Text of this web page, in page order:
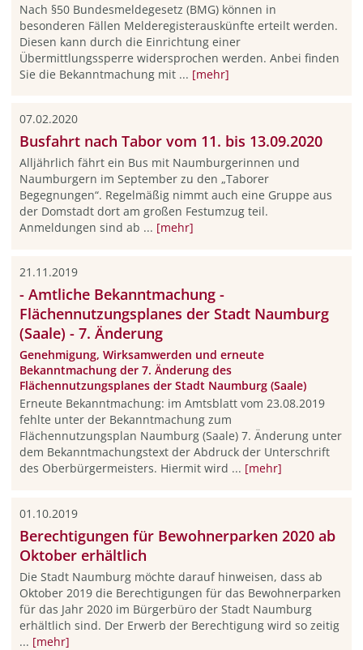
Nach §50 Bundesmeldegesetz (BMG) können in
besonderen Fällen Melderegisterauskünfte erteilt werden.
Diesen kann durch die Einrichtung einer
Übermittlungssperre widersprochen werden. Anbei finden
Sie die Bekanntmachung mit ... [mehr]
07.02.2020
Busfahrt nach Tabor vom 11. bis 13.09.2020
Alljährlich fährt ein Bus mit Naumburgerinnen und
Naumburgern im September zu den „Taborer
Begegnungen“. Regelmäßig nimmt auch eine Gruppe aus
der Domstadt dort am großen Festumzug teil.
Anmeldungen sind ab ... [mehr]
21.11.2019
- Amtliche Bekanntmachung -
Flächennutzungsplanes der Stadt Naumburg
(Saale) - 7. Änderung
Genehmigung, Wirksamwerden und erneute
Bekanntmachung der 7. Änderung des
Flächennutzungsplanes der Stadt Naumburg (Saale)
Erneute Bekanntmachung: im Amtsblatt vom 23.08.2019
fehlte unter der Bekanntmachung zum
Flächennutzungsplan Naumburg (Saale) 7. Änderung unter
dem Bekanntmachungstext der Abdruck der Unterschrift
des Oberbürgermeisters. Hiermit wird ... [mehr]
01.10.2019
Berechtigungen für Bewohnerparken 2020 ab
Oktober erhältlich
Die Stadt Naumburg möchte darauf hinweisen, dass ab
Oktober 2019 die Berechtigungen für das Bewohnerparken
für das Jahr 2020 im Bürgerbüro der Stadt Naumburg
erhältlich sind. Der Erwerb der Berechtigung wird so zeitig
... [mehr]